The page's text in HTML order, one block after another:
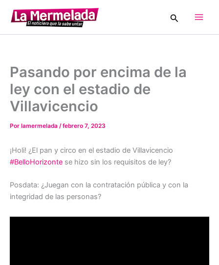
contenido
Buscar
Pasando por encima de la
ley con el estadio de
Villavicencio
Por lamermelada /febrero 7, 2023
¡Holi! ¿El pan y circo en el estadio de Villavicencio
#BelloHorizonte se hizo sin los requisitos de ley?
Posdata: ¿Juegan con la contratación pública y con la
integridad de las personas?